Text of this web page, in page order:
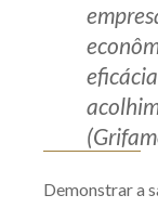
Demonstrar a